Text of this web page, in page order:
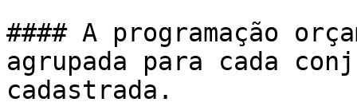
#### A programação
agrupada para cada
cadastrada.